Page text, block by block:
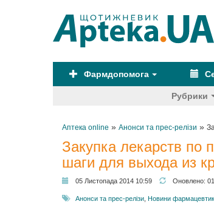
Фармдопомога
Рубрики
Аптека online » Анонси та прес-релізи »
Закупка лекарств по
шаги для выхода из
05 Листопада 2014 10:59 Оновлено:
Анонси та прес-релізи Новини